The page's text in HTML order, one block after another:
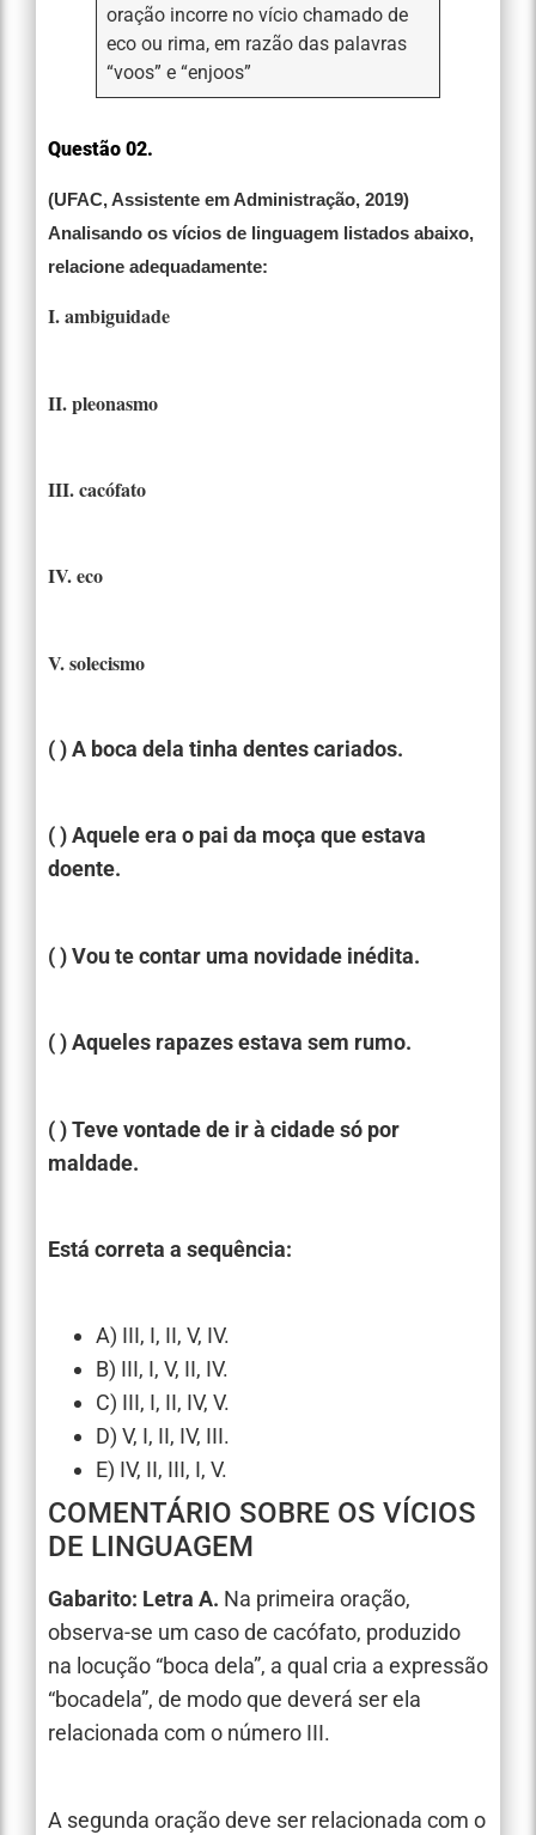
oração incorre no vício chamado de
eco ou rima, em razão das palavras
“voos” e “enjoos”
Questão 02.
(UFAC, Assistente em Administração, 2019)
Analisando os vícios de linguagem listados abaixo,
relacione adequadamente:
I. ambiguidade
II. pleonasmo
III. cacófato
IV. eco
V. solecismo
( ) A boca dela tinha dentes cariados.
( ) Aquele era o pai da moça que estava
doente.
( ) Vou te contar uma novidade inédita.
( ) Aqueles rapazes estava sem rumo.
( ) Teve vontade de ir à cidade só por
maldade.
Está correta a sequência:
A) III, I, II, V, IV.
B) III, I, V, II, IV.
C) III, I, II, IV, V.
D) V, I, II, IV, III.
E) IV, II, III, I, V.
COMENTÁRIO SOBRE OS VÍCIOS
DE LINGUAGEM
Gabarito: Letra A. Na primeira oração,
observa-se um caso de cacófato, produzido
na locução “boca dela”, a qual cria a expressão
“bocadela”, de modo que deverá ser ela
relacionada com o número III.
A segunda oração deve ser relacionada com o